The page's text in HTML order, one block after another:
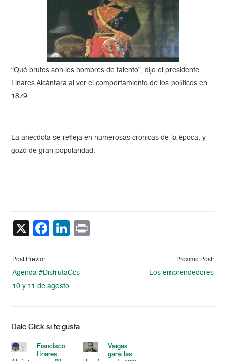
“Qué brutos son los hombres de talento”, dijo el presidente
Linares Alcántara al ver el comportamiento de los políticos en
1879.
La anécdota se refleja en numerosas crónicas de la época, y
gozó de gran popularidad.
X Facebook
LinkedIn
Post Previo:
Agenda #DisfrutaCcs
10 y 11 de agosto
Proximo Post:
Los emprendedores
Dale Click si te gusta
Francisco
Linares
Vargas
gana las